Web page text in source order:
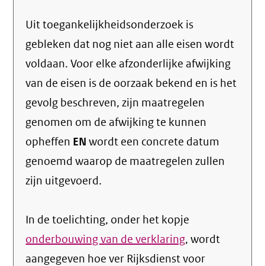
Uit toegankelijkheidsonderzoek is
gebleken dat nog niet aan alle eisen wordt
voldaan. Voor elke afzonderlijke afwijking
van de eisen is de oorzaak bekend en is het
gevolg beschreven, zijn maatregelen
genomen om de afwijking te kunnen
opheffen EN wordt een concrete datum
genoemd waarop de maatregelen zullen
zijn uitgevoerd.
In de toelichting, onder het kopje
onderbouwing van de verklaring, wordt
aangegeven hoe ver Rijksdienst voor